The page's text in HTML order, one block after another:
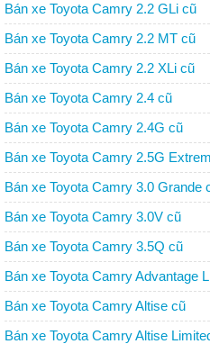
Bán xe Toyota Camry 2.2 GLi cũ
Bán xe Toyota Camry 2.2 MT cũ
Bán xe Toyota Camry 2.2 XLi cũ
Bán xe Toyota Camry 2.4 cũ
Bán xe Toyota Camry 2.4G cũ
Bán xe Toyota Camry 2.5G
Bán xe Toyota Camry 3.0 Grande
Bán xe Toyota Camry 3.0V cũ
Bán xe Toyota Camry 3.5Q cũ
Bán xe Toyota Camry Advantage
Bán xe Toyota Camry Altise cũ
Bán xe Toyota Camry Altise